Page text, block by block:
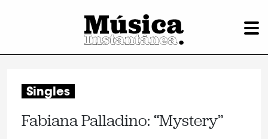
Singles
Fabiana Palladino: “Mystery”